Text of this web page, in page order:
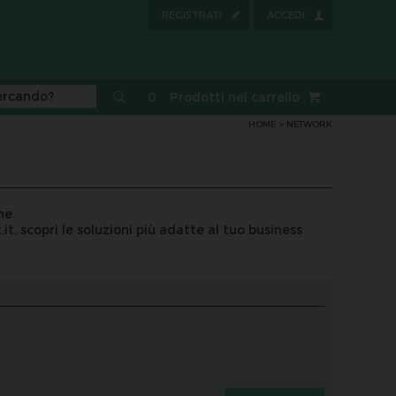
ACCEDI
REGISTRATI
0 Prodotti nel carrello
HOME > NETWORK
, scopri le soluzioni più adatte al tuo business